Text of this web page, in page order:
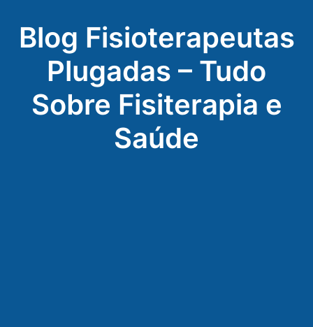
Blog Fisioterapeutas
Plugadas – Tudo
Sobre Fisiterapia e
Saúde